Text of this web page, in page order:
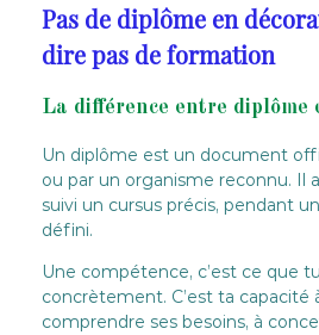
Pas de diplôme en
dire pas de formation
La différence entre diplôme
Un diplôme est un document
ou par un organisme reconnu. Il
suivi un cursus précis, pendant
défini.
Une compétence, c’est ce que
concrètement. C’est ta capacité
comprendre ses besoins, à